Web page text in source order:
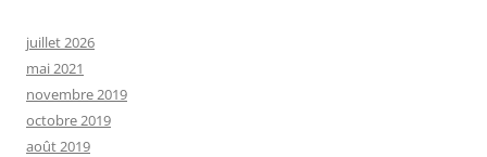
juillet 2026
mai 2021
novembre 2019
octobre 2019
août 2019